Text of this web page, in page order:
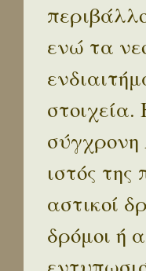
ενώ τα
σύγχρονη
ιστός
αστικοί
δρόμοι ή